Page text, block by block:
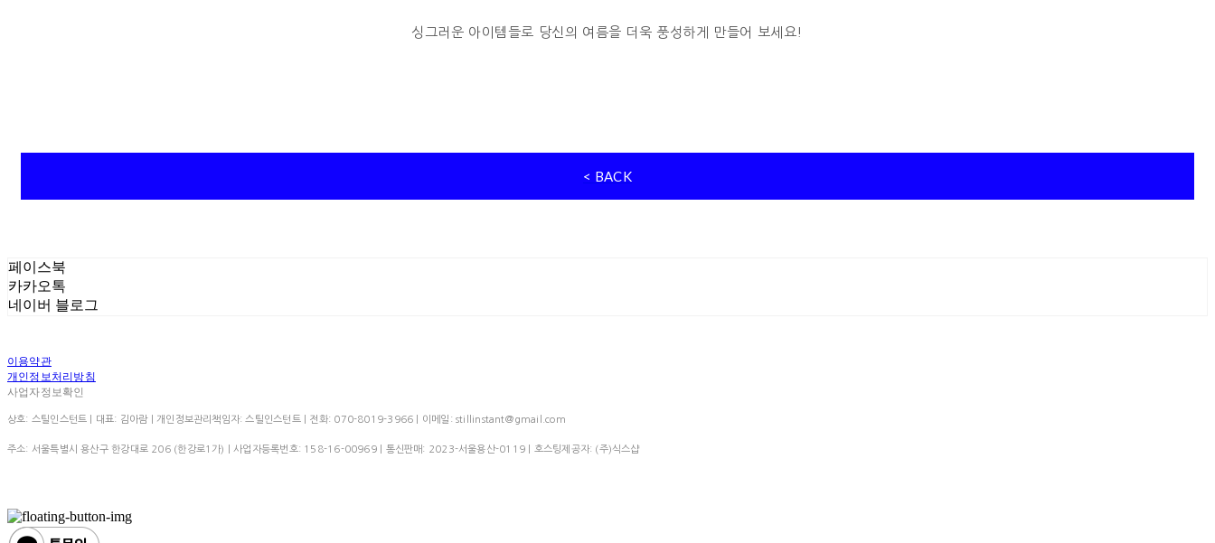
싱그러운 아이템들로 당신의 여름을 더욱 풍성하게 만들어 보세요!
< BACK
페이스북
카카오톡
네이버 블로그
이용약관
개인정보처리방침
사업자정보확인
상호: 스틸인스턴트 | 대표: 김아람 | 개인정보관리책임자: 스틸인스턴트 | 전화: 070-8019-3966 | 이메일: stillinstant@gmail.com
주소: 서울특별시 용산구 한강대로 206 (한강로1가) | 사업자등록번호: 158-16-00969| 통신판매: 2023-서울용산-0119| 호스팅제공자: (주)식스샵